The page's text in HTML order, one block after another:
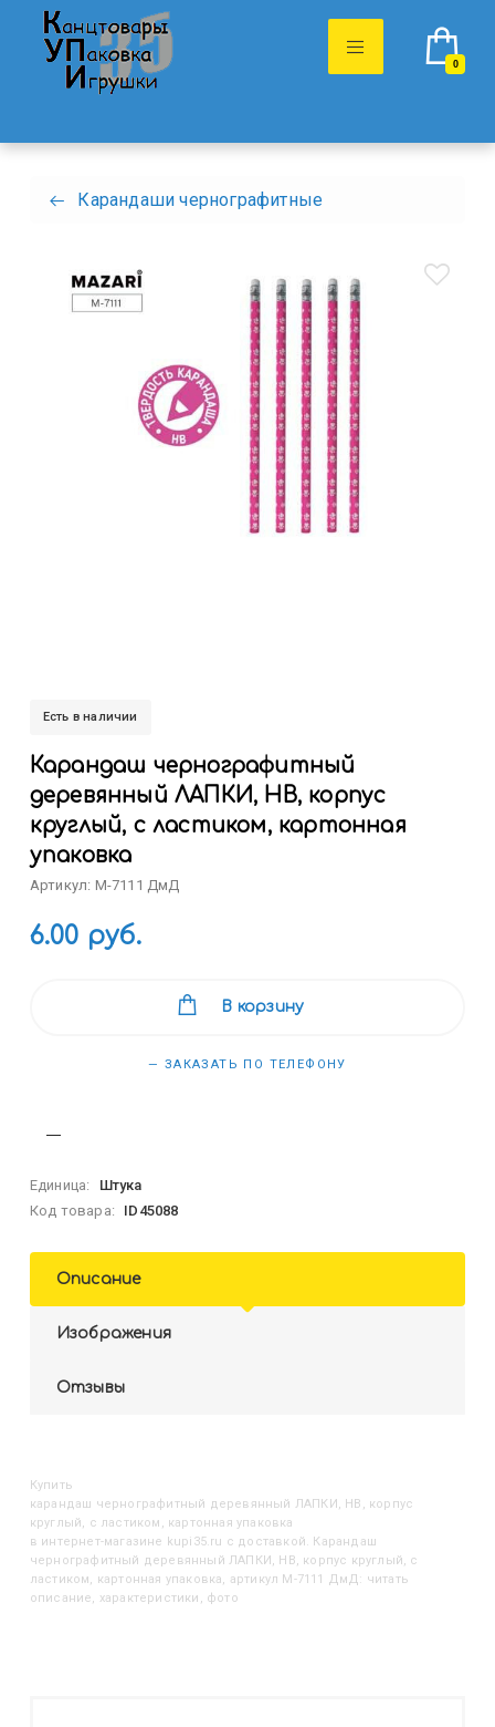
0
Карандаши чернографитные
Есть в наличии
Карандаш чернографитный
деревянный ЛАПКИ, HВ, корпус
круглый, с ластиком, картонная
упаковка
Артикул: M-7111 ДмД
6.00 руб.
В корзину
— ЗАКАЗАТЬ ПО ТЕЛЕФОНУ
Единица:
Штука
Код товара:
ID45088
Описание
Изображения
Отзывы
Купить
Карандаш чернографитный деревянный ЛАПКИ, HВ, корпус
круглый, с ластиком, картонная упаковка
в интернет-магазине kupi35.ru с доставкой. Карандаш
чернографитный деревянный ЛАПКИ, HВ, корпус круглый, с
ластиком, картонная упаковка, артикул M-7111 ДмД: читать
описание, характеристики, фото